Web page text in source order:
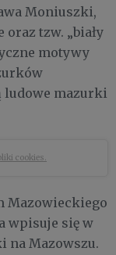
Moniuszki,
tzw. „biały
motywy
ludowe mazurki
cookies.
Mazowieckiego
wpisuje się w
na Mazowszu.